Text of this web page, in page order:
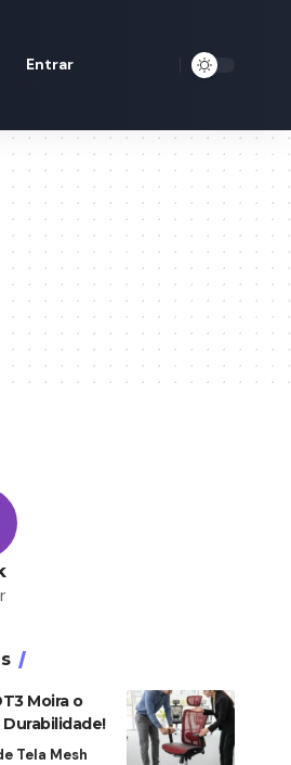
Entrar
Moira o
Tela Mesh